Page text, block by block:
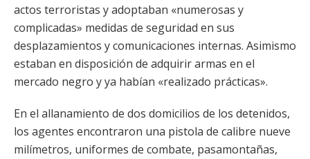
actos terroristas y adoptaban «numerosas y
complicadas» medidas de seguridad en sus
desplazamientos y comunicaciones internas. Asimismo
estaban en disposición de adquirir armas en el
mercado negro y ya habían «realizado prácticas».
En el allanamiento de dos domicilios de los detenidos,
los agentes encontraron una pistola de calibre nueve
milímetros, uniformes de combate, pasamontañas,